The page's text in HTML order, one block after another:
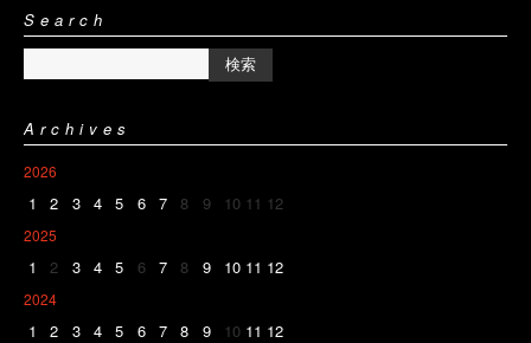
Search
Archives
2026
1 2 3 4 5 6 7 8 9 10 11 12
2025
1 2 3 4 5 6 7 8 9 10 11 12
2024
1 2 3 4 5 6 7 8 9 10 11 12